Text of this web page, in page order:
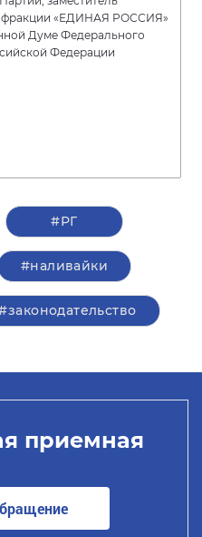
фракции «ЕДИНАЯ РОССИЯ»
Думе Федерального
Федерации
#РГ
#наливайки
приемная